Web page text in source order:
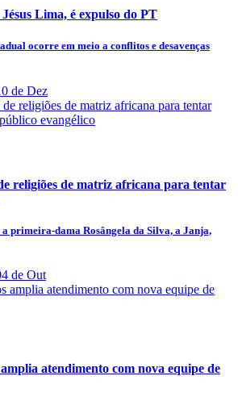
Lima, é expulso do PT
ocorre em meio a conflitos e desavenças
de Dez
religiões de matriz africana para tentar
a primeira-dama Rosângela da Silva, a Janja,
de Out
atendimento com nova equipe de